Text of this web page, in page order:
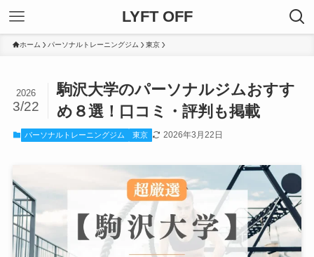
LYFT OFF
ホーム パーソナルトレーニングジム 東京
駒沢大学のパーソナルジムおすす
め８選！口コミ・評判も掲載
2026
3/22
パーソナルトレーニングジム 東京 2026年3月22日